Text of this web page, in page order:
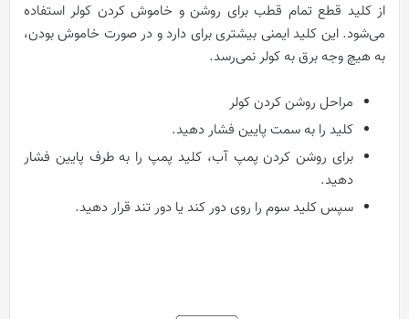
از کلید قطع تمام قطب برای روشن و خاموش کردن کولر استفاده
می‌شود. این کلید ایمنی بیشتری برای دارد و در صورت خاموش بودن،
به هیچ وجه برق به کولر نمی‌رسد.
مراحل روشن کردن کولر
کلید را به سمت پایین فشار دهید.
برای روشن کردن پمپ آب، کلید پمپ را به طرف پایین فشار
دهید.
سپس کلید سوم را روی دور کند یا دور تند قرار دهید.